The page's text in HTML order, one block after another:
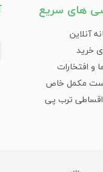
مکرر ارائه می‌دهند.
حس آرامش نقش
بارز آن‌ها می‌توان به
های سریع
آنلاین
خرید
و افتخارات
مکمل خاص
ترب پی